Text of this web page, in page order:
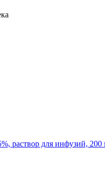
раствор для инфузий,